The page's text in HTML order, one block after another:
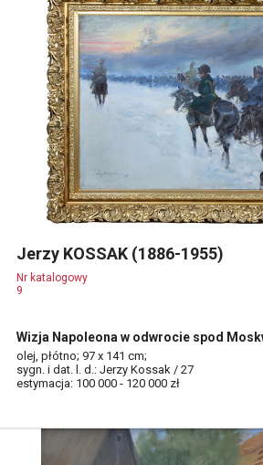
Jerzy KOSSAK (1886-1955)
Nr katalogowy
9
Wizja Napoleona w odwrocie spod
olej, płótno; 97 x 141 cm;
sygn. i dat. l. d.: Jerzy Kossak / 27
estymacja: 100 000 - 120 000 zł